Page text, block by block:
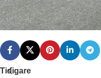
Tidigare